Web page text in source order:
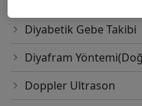
Diyabetik Gebe Takibi
Diyafram
Doppler Ultrason